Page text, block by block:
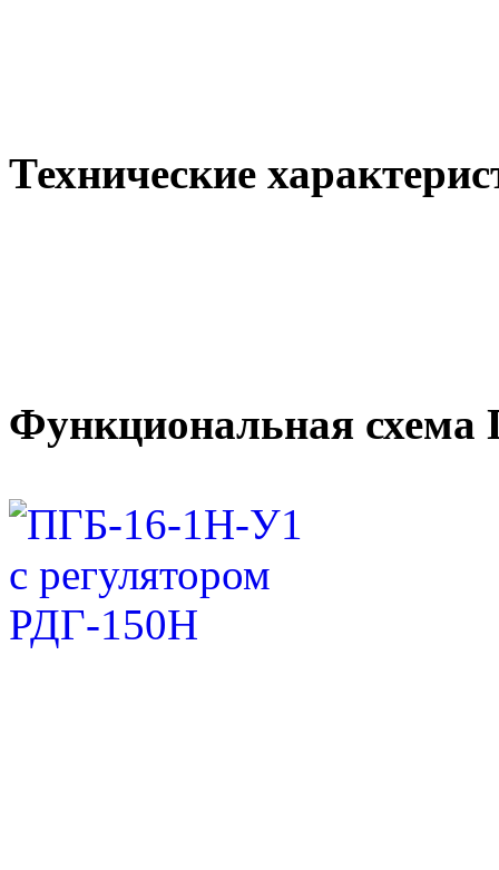
Технические
Функциональная